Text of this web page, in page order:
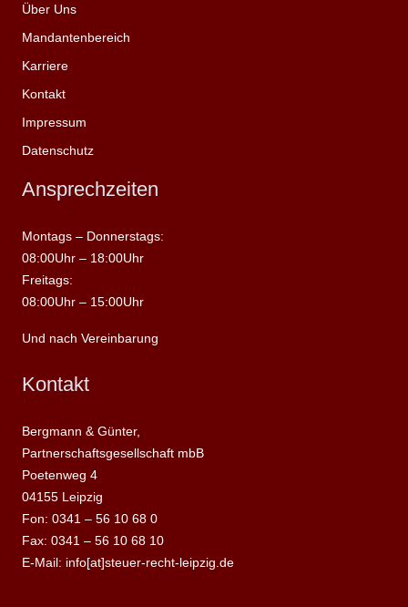
Über Uns
Mandantenbereich
Karriere
Kontakt
Impressum
Datenschutz
Ansprechzeiten
Montags – Donnerstags:
08:00Uhr – 18:00Uhr
Freitags:
08:00Uhr – 15:00Uhr
Und nach Vereinbarung
Kontakt
Bergmann & Günter,
Partnerschaftsgesellschaft mbB
Poetenweg 4
04155 Leipzig
Fon: 0341 – 56 10 68 0
Fax: 0341 – 56 10 68 10
E-Mail: info[at]steuer-recht-leipzig.de